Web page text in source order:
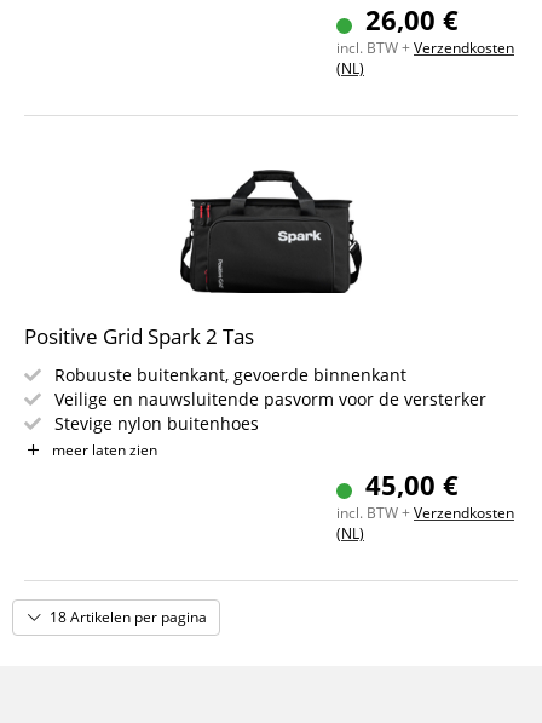
26,00 €
incl. BTW +Verzendkosten
(NL)
Positive Grid Spark 2 Tas
Robuuste buitenkant, gevoerde binnenkant
Veilige en nauwsluitende pasvorm voor de versterker
Stevige nylon buitenhoes
Versterkte ritsen
Ruimte voor voeding, kabels, plectrums en meer
meer laten zien
45,00 €
incl. BTW +Verzendkosten
(NL)
18 Artikelen per pagina